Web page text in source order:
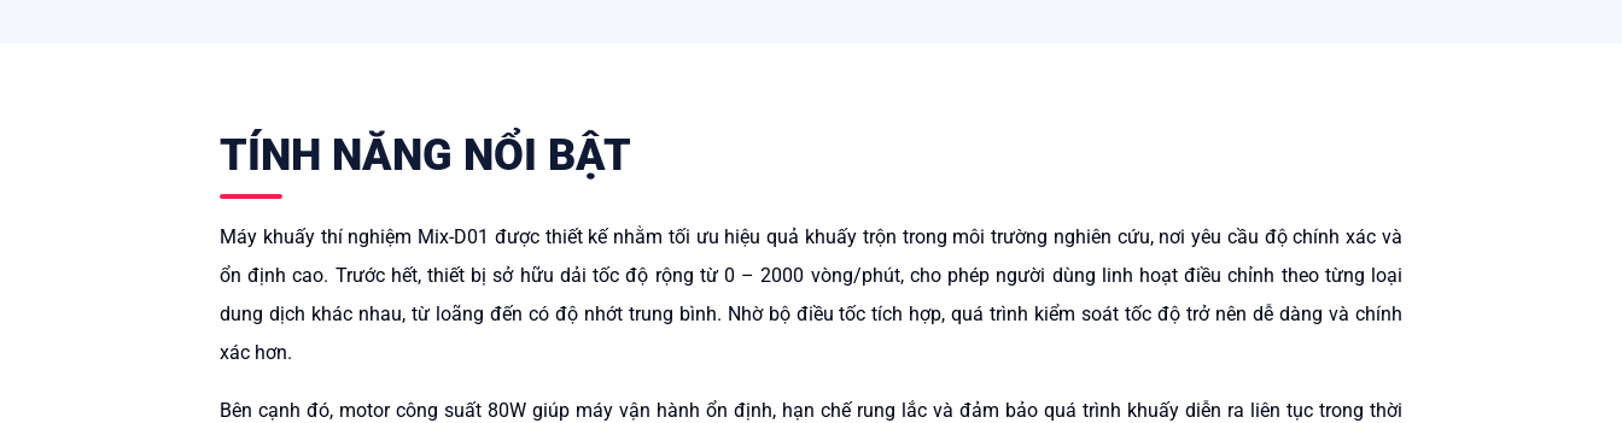
TÍNH NĂNG NỔI BẬT
Máy khuấy thí nghiệm Mix-D01 được thiết kế nhằm tối ưu hiệu quả khuấy trộn trong môi trường nghiên cứu, nơi yêu cầu độ chính xác và
ổn định cao. Trước hết, thiết bị sở hữu dải tốc độ rộng từ 0 – 2000 vòng/phút, cho phép người dùng linh hoạt điều chỉnh theo từng loại
dung dịch khác nhau, từ loãng đến có độ nhớt trung bình. Nhờ bộ điều tốc tích hợp, quá trình kiểm soát tốc độ trở nên dễ dàng và chính
xác hơn.
Bên cạnh đó, motor công suất 80W giúp máy vận hành ổn định, hạn chế rung lắc và đảm bảo quá trình khuấy diễn ra liên tục trong thời